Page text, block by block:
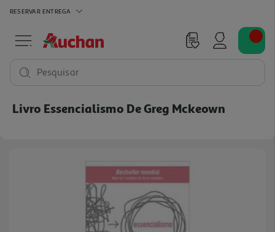
RESERVAR ENTREGA
Pesquisar
Livro Essencialismo De Greg Mckeown